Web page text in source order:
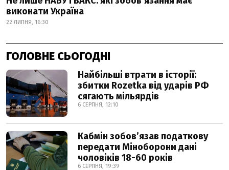
виконати Україна
22 ЛИПНЯ, 16:30
ГОЛОВНЕ СЬОГОДНІ
Найбільші втрати в історії:
збитки Rozetka від ударів РФ
сягають мільярдів
6 СЕРПНЯ, 12:10
Кабмін зобовʼязав податкову
передати Міноборони дані
чоловіків 18-60 років
6 СЕРПНЯ, 19:39